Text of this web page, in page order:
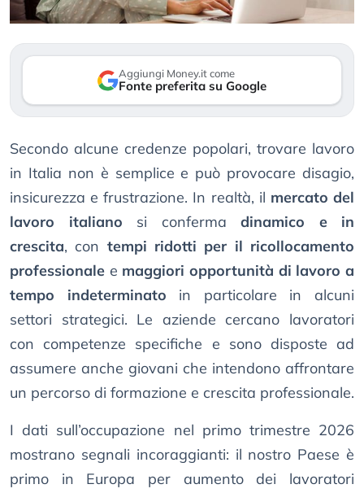
Aggiungi Money.it come
Fonte preferita su Google
Secondo alcune credenze popolari, trovare lavoro
in Italia non è semplice e può provocare disagio,
insicurezza e frustrazione. In realtà, il mercato del
lavoro italiano si conferma dinamico e in
crescita, con tempi ridotti per il ricollocamento
professionale e maggiori opportunità di lavoro a
tempo indeterminato in particolare in alcuni
settori strategici. Le aziende cercano lavoratori
con competenze specifiche e sono disposte ad
assumere anche giovani che intendono affrontare
un percorso di formazione e crescita professionale.
I dati sull’occupazione nel primo trimestre 2026
mostrano segnali incoraggianti: il nostro Paese è
primo in Europa per aumento dei lavoratori